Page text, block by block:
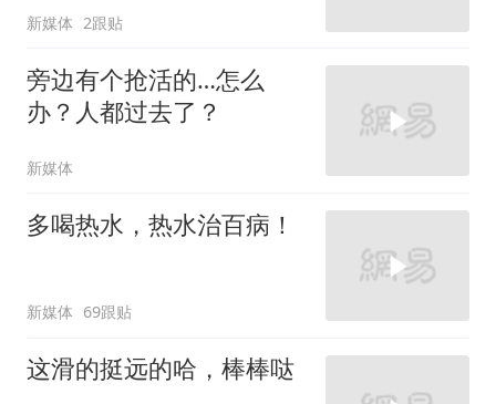
新媒体 2跟贴
旁边有个抢活的…怎么
办？人都过去了？
新媒体
多喝热水，热水治百病！
新媒体 69跟贴
这滑的挺远的哈，棒棒哒